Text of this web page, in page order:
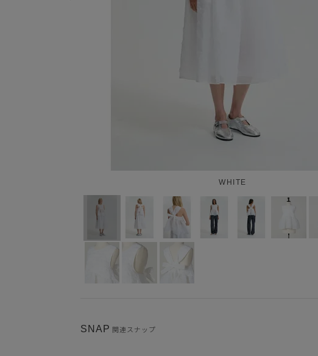
WHITE
SNAP 関連スナップ